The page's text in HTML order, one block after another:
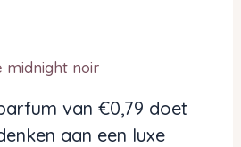
van €0,79 doet
aan een luxe